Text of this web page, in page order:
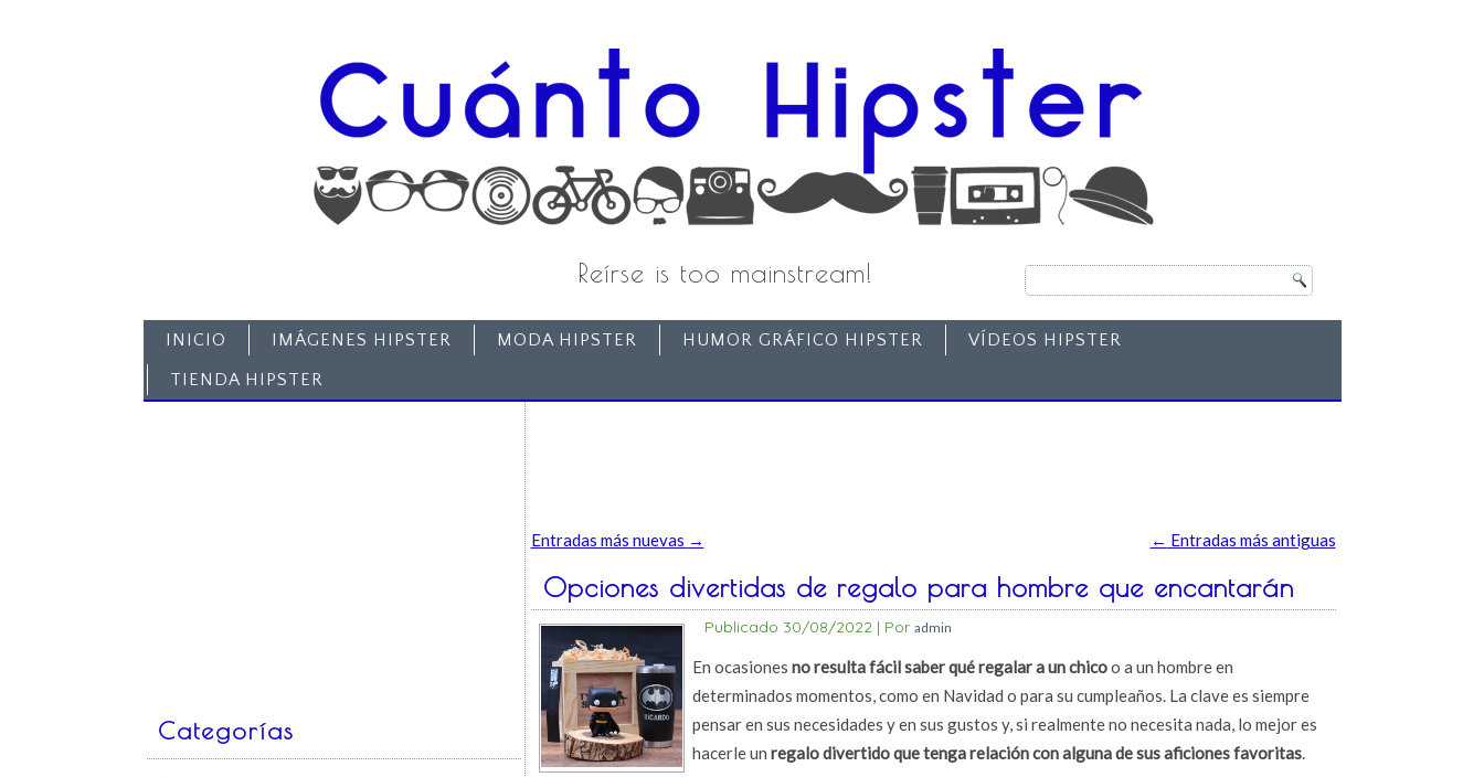
Reírse is too mainstream!
INICIO IMÁGENES HIPSTER MODA HIPSTER HUMOR GRÁFICO HIPSTER
VÍDEOS HIPSTER
TIENDA HIPSTER
Categorías
Entradas más nuevas → ← Entradas más antiguas
Opciones divertidas de regalo para hombre que encantarán
Publicado 30/08/2022| Por admin
En ocasiones no resulta fácil saber qué regalar a un chicoo a un hombre en
determinados momentos, como en Navidad o para su cumpleaños. La clave es siempre
pensar en sus necesidades y en sus gustos y, si realmente no necesita nada, lo mejor es
hacerle un regalo divertido que tenga relación con alguna de sus aficiones favoritas.